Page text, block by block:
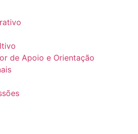
de Apoio e Orientação